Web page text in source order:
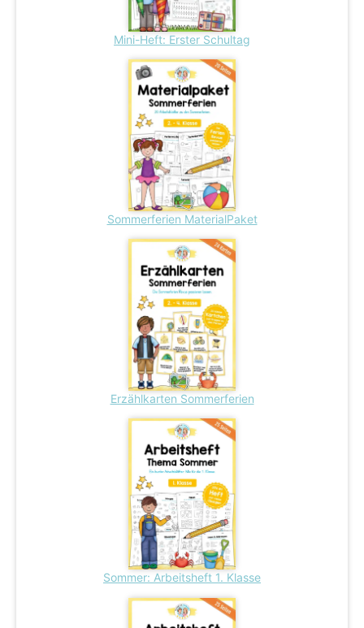
Mini-Heft: Erster Schultag
Sommerferien MaterialPaket
Erzählkarten Sommerferien
Sommer: Arbeitsheft 1. Klasse